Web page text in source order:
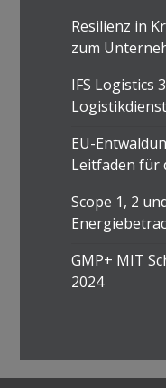
Resilienz in
zum
IFS Logistics
EU-
Leitfaden für
Scope 1, 2
GMP+ MIT
2024